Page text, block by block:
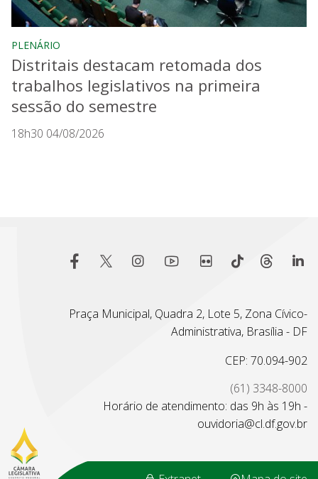
PLENÁRIO
Distritais destacam retomada dos
trabalhos legislativos na primeira
sessão do semestre
18h30 04/08/2026
Praça Municipal, Quadra 2, Lote 5, Zona Cívico-
Administrativa, Brasília - DF
CEP: 70.094-902
(61) 3348-8000
Horário de atendimento: das 9h às 19h -
ouvidoria@cl.df.gov.br